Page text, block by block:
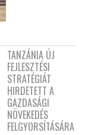
TANZÁNIA ÚJ
FEJLESZTÉSI
STRATÉGIÁT
HIRDETETT A
GAZDASÁGI
NÖVEKEDÉS
FELGYORSÍTÁSÁRA